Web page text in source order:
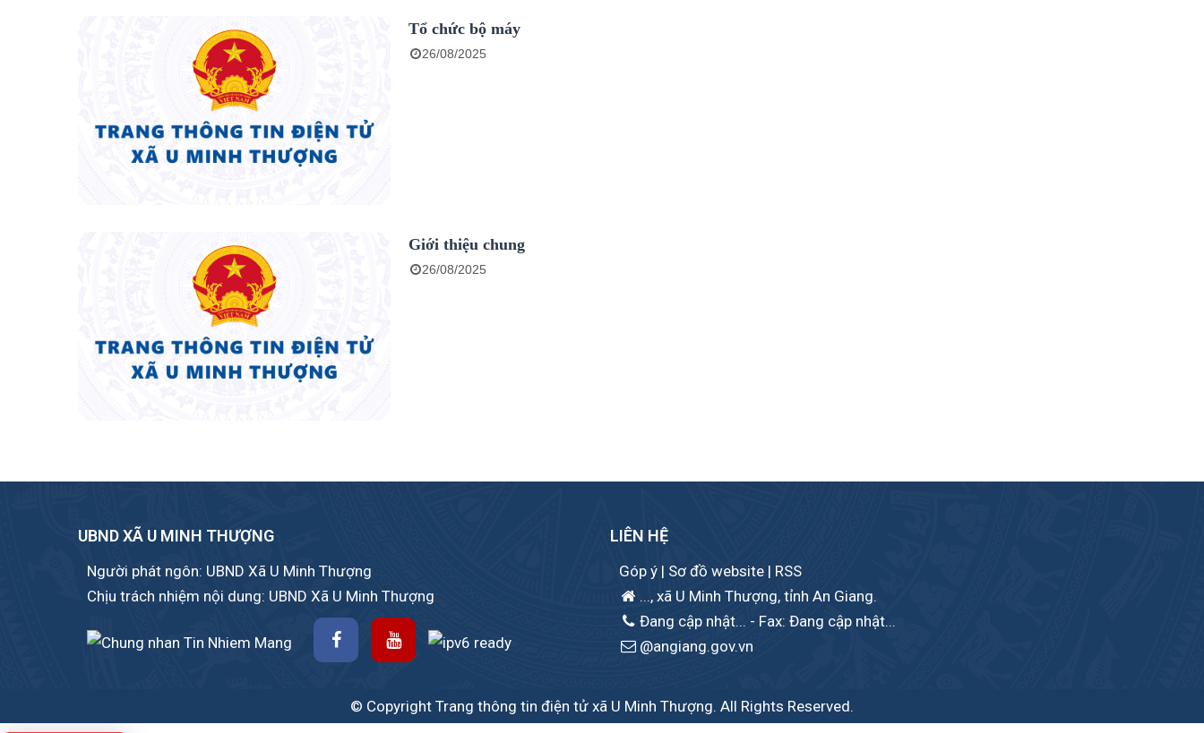
Tổ chức bộ máy
26/08/2025
Giới thiệu chung
26/08/2025
UBND XÃ U MINH THƯỢNG
Người phát ngôn: UBND Xã U Minh Thượng
Chịu trách nhiệm nội dung: UBND Xã U Minh Thượng
LIÊN HỆ
Góp ý | Sơ đồ website | RSS
..., xã U Minh Thượng, tỉnh An Giang.
Đang cập nhật... - Fax: Đang cập nhật...
@angiang.gov.vn
© Copyright Trang thông tin điện tử xã U Minh Thượng. All Rights Reserved.